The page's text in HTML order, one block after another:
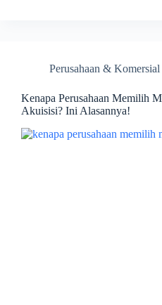
Perusahaan & Komersial
Kenapa Perusahaan Memilih
Akuisisi? Ini Alasannya!